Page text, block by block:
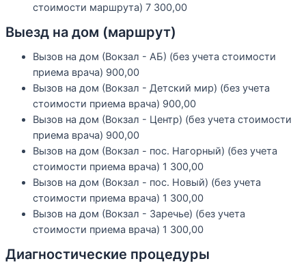
стоимости маршрута) 7 300,00
Выезд на дом (маршрут)
Вызов на дом (Вокзал - АБ) (без учета стоимости
приема врача) 900,00
Вызов на дом (Вокзал - Детский мир) (без учета
стоимости приема врача) 900,00
Вызов на дом (Вокзал - Центр) (без учета стоимости
приема врача) 900,00
Вызов на дом (Вокзал - пос. Нагорный) (без учета
стоимости приема врача) 1 300,00
Вызов на дом (Вокзал - пос. Новый) (без учета
стоимости приема врача) 1 300,00
Вызов на дом (Вокзал - Заречье) (без учета
стоимости приема врача) 1 300,00
Диагностические процедуры